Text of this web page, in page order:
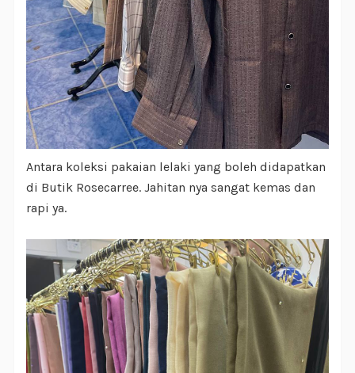
Antara koleksi pakaian lelaki yang boleh didapatkan
di Butik Rosecarree. Jahitan nya sangat kemas dan
rapi ya.